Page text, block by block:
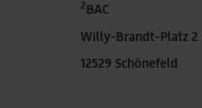
2BAC
Willy-Brandt-Platz 2
12529 Schönefeld